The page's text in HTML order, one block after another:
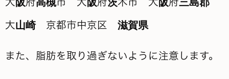
また、脂肪を取り過ぎないように注意します。